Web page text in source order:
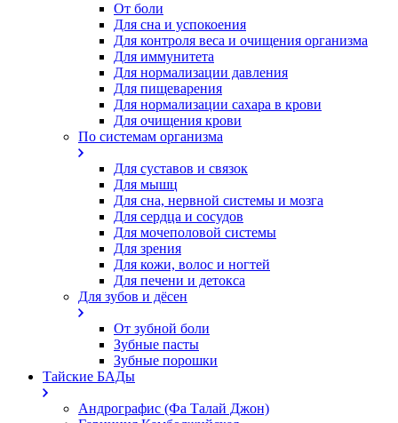
От боли
Для сна и успокоения
Для контроля веса и очищения организма
Для иммунитета
Для нормализации давления
Для пищеварения
Для нормализации сахара в крови
Для очищения крови
По системам организма
Для суставов и связок
Для мышц
Для сна, нервной системы и мозга
Для сердца и сосудов
Для мочеполовой системы
Для зрения
Для кожи, волос и ногтей
Для печени и детокса
Для зубов и дёсен
От зубной боли
Зубные пасты
Зубные порошки
Тайские БАДы
Андрографис (Фа Талай Джон)